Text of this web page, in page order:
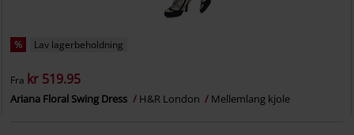
% Lav lagerbeholdning
Fra kr 519.95
Ariana Floral Swing Dress H&R London Mellemlang kjole